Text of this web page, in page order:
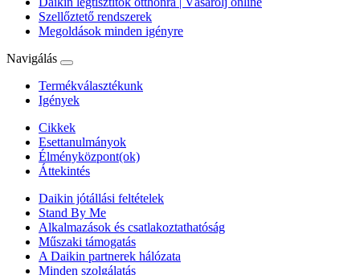
Szellőztető rendszerek
Megoldások minden igényre
Navigálás
Termékválasztékunk
Igények
Cikkek
Esettanulmányok
Élményközpont(ok)
Áttekintés
Daikin jótállási feltételek
Stand By Me
Alkalmazások és csatlakoztathatóság
Műszaki támogatás
A Daikin partnerek hálózata
Minden szolgálatás